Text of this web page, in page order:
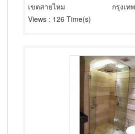
เขตสายไหม
กรุงเท
Views : 126 Time(s)